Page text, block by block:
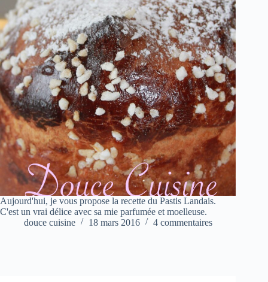
Aujourd'hui, je vous propose la recette du Pastis Landais.
C'est un vrai délice avec sa mie parfumée et moelleuse.
douce cuisine
18 mars 2016 4 commentaires